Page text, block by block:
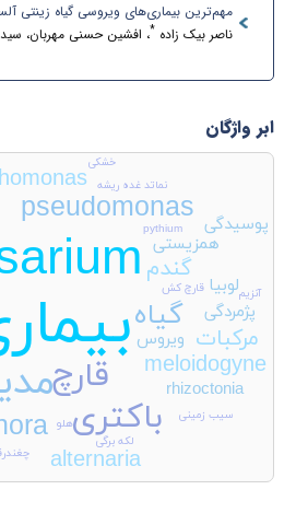
مهم‌ترین بیماری‌های ویروسی گیاه زینتی
ناصر بیک زاده *، افشین حسنی‌ مهربان،
ابر واژگان
قارچ
باکتری
گیاه
pseudomonas
meloidogyne
گندم
مرکبات
alternaria
پژمردگی
لوبیا
همزیستی
ویروس
rhizoctonia
پوسیدگی
هلو
نماتد غده ریشه
سیب زمینی
لکه برگی
قارچ کش
pythium
خشکی
آنزیم